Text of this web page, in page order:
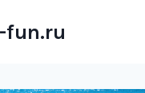
fun.ru